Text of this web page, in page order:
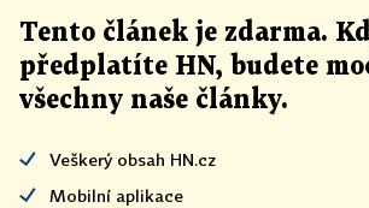
Tento článek je zdarma.
předplatíte HN, budete
všechny naše články.
Veškerý obsah HN.cz
Mobilní aplikace